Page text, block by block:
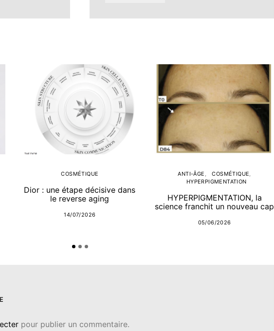
COSMÉTIQUE
Dior : une étape décisive dans
le reverse aging
14/07/2026
ANTI-ÂGE
COSMÉTIQUE
HYPERPIGMENTATION
HYPERPIGMENTATION, la
science franchit un nouveau cap
05/06/2026
pour publier un commentaire.